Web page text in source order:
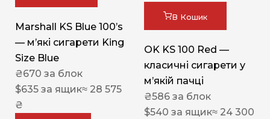
Marshall KS Blue 100’s
— м’які сигарети King
Size Blue
₴670 за блок
$635 за ящик≈ 28 575
₴
В Кошик
OK KS 100 Red —
класичні сигарети у
м’якій пачці
₴586 за блок
$540 за ящик≈ 24 300